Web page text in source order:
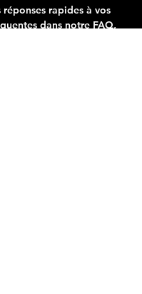
réponses rapides à vos
dans notre FAQ,